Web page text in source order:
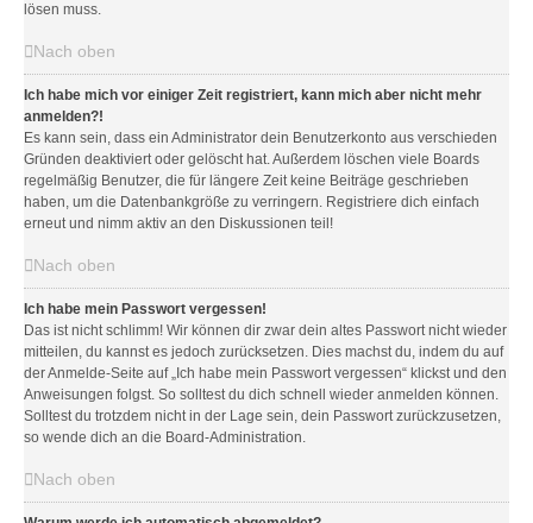
lösen muss.
Nach oben
Ich habe mich vor einiger Zeit registriert, kann mich aber nicht mehr
anmelden?!
Es kann sein, dass ein Administrator dein Benutzerkonto aus verschieden
Gründen deaktiviert oder gelöscht hat. Außerdem löschen viele Boards
regelmäßig Benutzer, die für längere Zeit keine Beiträge geschrieben
haben, um die Datenbankgröße zu verringern. Registriere dich einfach
erneut und nimm aktiv an den Diskussionen teil!
Nach oben
Ich habe mein Passwort vergessen!
Das ist nicht schlimm! Wir können dir zwar dein altes Passwort nicht wieder
mitteilen, du kannst es jedoch zurücksetzen. Dies machst du, indem du auf
der Anmelde-Seite auf „Ich habe mein Passwort vergessen“ klickst und den
Anweisungen folgst. So solltest du dich schnell wieder anmelden können.
Solltest du trotzdem nicht in der Lage sein, dein Passwort zurückzusetzen,
so wende dich an die Board-Administration.
Nach oben